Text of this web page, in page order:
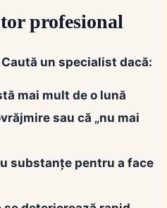
profesional
Caută un specialist dacă:
mai mult de o lună
sau că „nu mai
substanțe pentru a face